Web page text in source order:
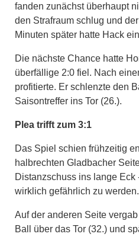
fanden zunächst überhaupt
den Strafraum schlug und
Minuten später hatte Hack
Die nächste Chance hatte
überfällige 2:0 fiel. Nach
profitierte. Er schlenzte den
Saisontreffer ins Tor (26.).
Plea trifft zum 3:1
Das Spiel schien frühzeitig
halbrechten Gladbacher
Distanzschuss ins lange
wirklich gefährlich zu werden.
Auf der anderen Seite
Ball über das Tor (32.) und